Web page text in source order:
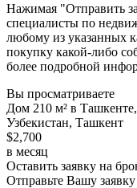
Нажимая "Отправить
специалисты по
любому из указанных
покупку какой-либо
более подробной
Вы просматриваете
Дом 210 м² в
Узбекистан, Ташкент
$2,700
в месяц
Оставить заявку на
Отправьте Вашу заявку